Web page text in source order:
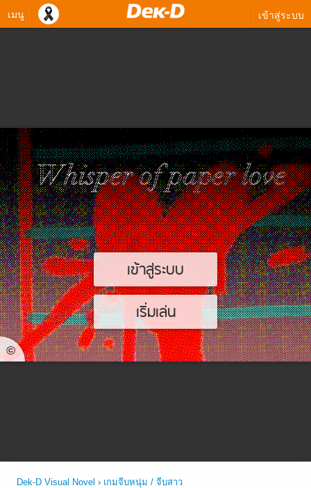
เมนู เข้าสู่ระบบ
เข้าสู่ระบบ
เริ่มเล่น
©
Dek-D Visual Novel › เกมจีบหนุ่ม / จีบสาว